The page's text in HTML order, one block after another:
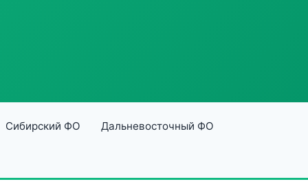
Сибирский ФО Дальневосточный ФО